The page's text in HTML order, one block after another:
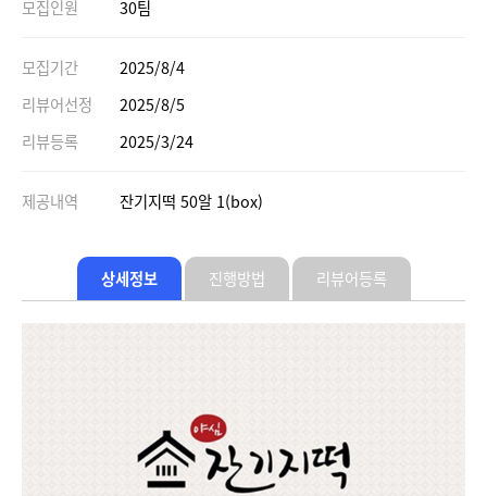
모집인원 30팀
모집기간
2025/8/4
리뷰어선정
2025/8/5
리뷰등록
2025/3/24
제공내역 잔기지떡 50알 1(box)
상세정보 진행방법 리뷰어등록